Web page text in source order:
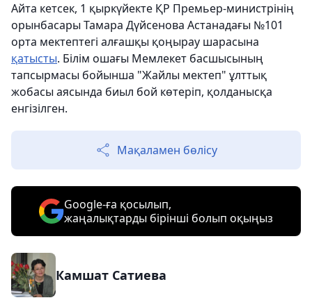
Айта кетсек, 1 қыркүйекте ҚР Премьер-министрінің
орынбасары Тамара Дүйсенова Астанадағы №101
орта мектептегі алғашқы қоңырау шарасына
қатысты. Білім ошағы Мемлекет басшысының
тапсырмасы бойынша "Жайлы мектеп" ұлттық
жобасы аясында биыл бой көтеріп, қолданысқа
енгізілген.
Мақаламен бөлісу
Google-ға қосылып,
жаңалықтарды бірінші болып оқыңыз
Камшат Сатиева